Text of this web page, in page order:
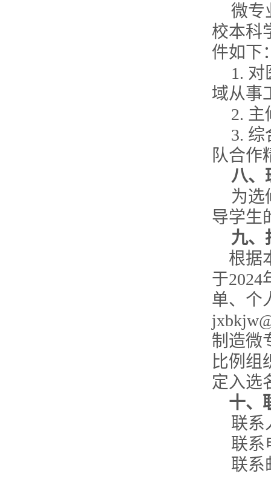
微专
校本科
件如下
1. 对
域从事
2. 主
3. 综
队合作
八、
为选
导学生
九、
根据
于2024
单、个
制造微
比例组
定入选
十、
联系
联系
联系